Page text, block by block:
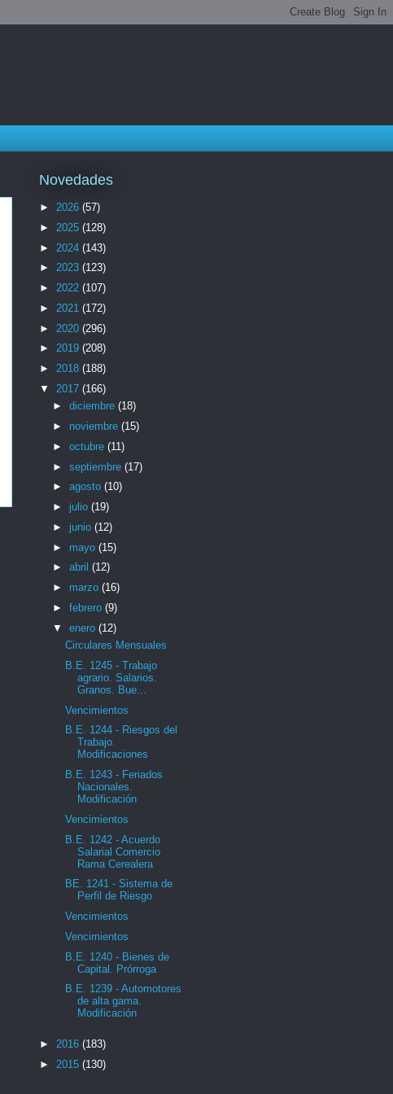
Novedades
► 2026 (57)
► 2025 (128)
► 2024 (143)
► 2023 (123)
► 2022 (107)
► 2021 (172)
► 2020 (296)
► 2019 (208)
► 2018 (188)
▼ 2017 (166)
► diciembre (18)
► noviembre (15)
► octubre (11)
► septiembre (17)
► agosto (10)
► julio (19)
► junio (12)
► mayo (15)
► abril (12)
► marzo (16)
► febrero (9)
▼ enero (12)
Circulares Mensuales
B.E. 1245 - Trabajo
agrario. Salarios.
Granos. Bue...
Vencimientos
B.E. 1244 - Riesgos del
Trabajo.
Modificaciones
B.E. 1243 - Feriados
Nacionales.
Modificación
Vencimientos
B.E. 1242 - Acuerdo
Salarial Comercio
Rama Cerealera
BE. 1241 - Sistema de
Perfil de Riesgo
Vencimientos
Vencimientos
B.E. 1240 - Bienes de
Capital. Prórroga
B.E. 1239 - Automotores
de alta gama.
Modificación
► 2016 (183)
► 2015 (130)